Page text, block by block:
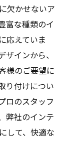
欠かせないア
富な種類のイ
応えていま
インから、
様のご要望に
り付けについ
ロのスタッフ
弊社のインテ
して、快適な